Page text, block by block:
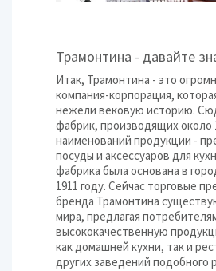
Трамонтина - давайте
Итак, Трамонтина - это
компания-корпорация,
нежели вековую историю.
фабрик, производящих около
наименований продукции -
посуды и аксессуаров для
фабрика была основана в
1911 году. Сейчас торговые
бренда Трамонтина
мира, предлагая
высококачественную
как домашней кухни, так и
других заведений подобного